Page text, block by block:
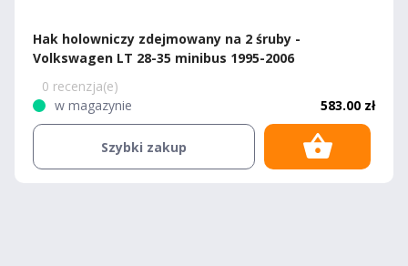
Hak holowniczy zdejmowany na 2 śruby -
Volkswagen LT 28-35 minibus 1995-2006
0 recenzja(e)
w magazynie
583.00 zł
Szybki zakup